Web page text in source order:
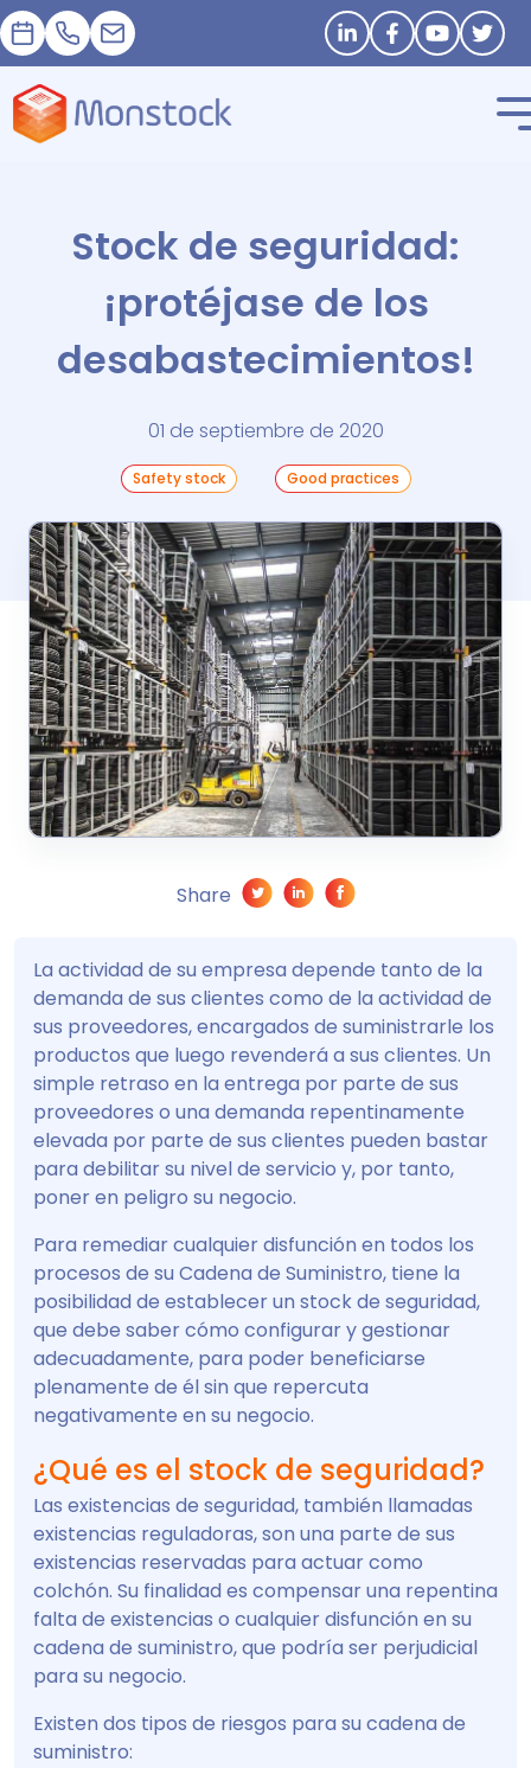
Cita +33 1 83 62 25 41
contact@monstock.net Stay in touch
Stock de seguridad:
¡protéjase de los
desabastecimientos!
01 de septiembre de 2020
Safety stock Good practices
Share
La actividad de su empresa depende tanto de la
demanda de sus clientes como de la actividad de
sus proveedores, encargados de suministrarle los
productos que luego revenderá a sus clientes. Un
simple retraso en la entrega por parte de sus
proveedores o una demanda repentinamente
elevada por parte de sus clientes pueden bastar
para debilitar su nivel de servicio y, por tanto,
poner en peligro su negocio.
Para remediar cualquier disfunción en todos los
procesos de su Cadena de Suministro, tiene la
posibilidad de establecer un stock de seguridad,
que debe saber cómo configurar y gestionar
adecuadamente, para poder beneficiarse
plenamente de él sin que repercuta
negativamente en su negocio.
¿Qué es el stock de seguridad?
Las existencias de seguridad, también llamadas
existencias reguladoras, son una parte de sus
existencias reservadas para actuar como
colchón. Su finalidad es compensar una repentina
falta de existencias o cualquier disfunción en su
cadena de suministro, que podría ser perjudicial
para su negocio.
Existen dos tipos de riesgos para su cadena de
suministro: